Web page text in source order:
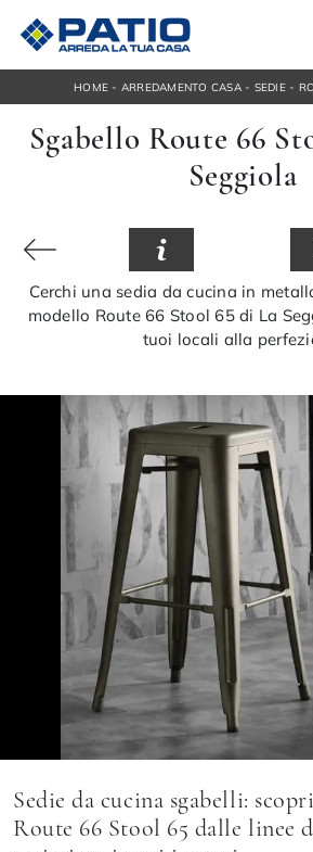
HOME - ARREDAMENTO CASA- SEDIE -
Sgabello Route 66
Seggiola
Cerchi una sedia da cucina in
modello Route 66 Stool 65 di La
tuoi locali alla
Sedie da cucina sgabelli:
Route 66 Stool 65 dalle linee